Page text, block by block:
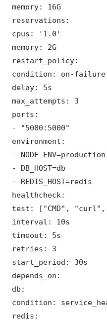
memory: 16G
reservations:
cpus: '1.0'
memory: 2G
restart_policy:
condition: on-failure
delay: 5s
max_attempts: 3
ports:
- "5000:5000"
environment:
- NODE_ENV=production
- DB_HOST=db
- REDIS_HOST=redis
healthcheck:
test: ["CMD",
interval: 10s
timeout: 5s
retries: 3
start_period: 30s
depends_on:
db:
condition:
redis: